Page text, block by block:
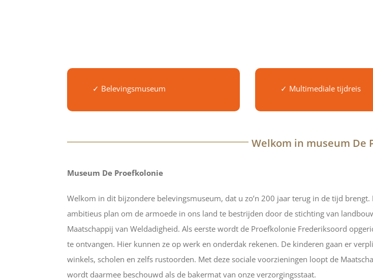
✓ Belevingsmuseum ✓ Multimediale tijdreis
Welkom in museum De
Museum De Proefkolonie
Welkom in dit bijzondere belevingsmuseum, dat u zo’n 200 jaar terug in de tijd
ambitieus plan om de armoede in ons land te bestrijden door de stichting van
Maatschappij van Weldadigheid. Als eerste wordt de Proefkolonie Frederiksoord
te ontvangen. Hier kunnen ze op werk en onderdak rekenen. De kinderen gaan er
winkels, scholen en zelfs rustoorden. Met deze sociale voorzieningen loopt de
wordt daarmee beschouwd als de bakermat van onze verzorgingsstaat.